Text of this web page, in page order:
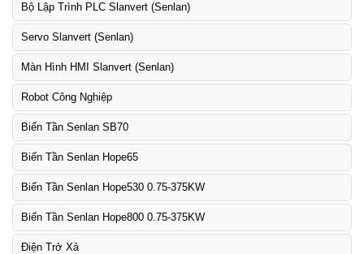
Bộ Lập Trình PLC Slanvert (Senlan)
Servo Slanvert (Senlan)
Màn Hình HMI Slanvert (Senlan)
Robot Công Nghiệp
Biến Tần Senlan SB70
Biến Tần Senlan Hope65
Biến Tần Senlan Hope530 0.75-375KW
Biến Tần Senlan Hope800 0.75-375KW
Điện Trở Xả